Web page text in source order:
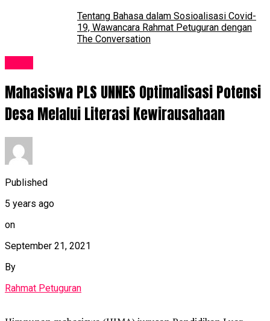
Tentang Bahasa dalam Sosioalisasi Covid-
19, Wawancara Rahmat Petuguran dengan
The Conversation
Mahasiswa PLS UNNES Optimalisasi Potensi
Desa Melalui Literasi Kewirausahaan
Published
5 years ago
on
September 21, 2021
By
Rahmat Petuguran